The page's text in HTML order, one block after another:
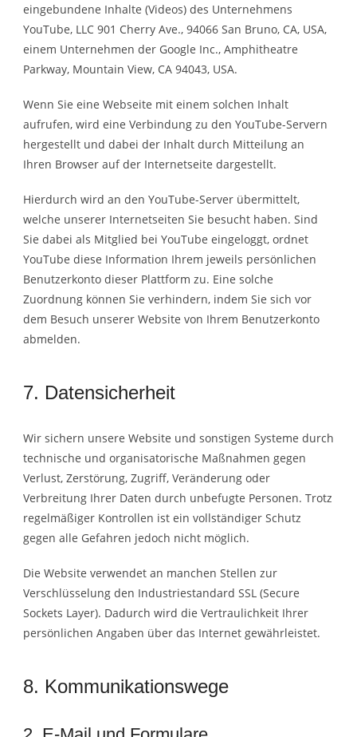
eingebundene Inhalte (Videos) des Unternehmens
YouTube, LLC 901 Cherry Ave., 94066 San Bruno, CA, USA,
einem Unternehmen der Google Inc., Amphitheatre
Parkway, Mountain View, CA 94043, USA.
Wenn Sie eine Webseite mit einem solchen Inhalt
aufrufen, wird eine Verbindung zu den YouTube-Servern
hergestellt und dabei der Inhalt durch Mitteilung an
Ihren Browser auf der Internetseite dargestellt.
Hierdurch wird an den YouTube-Server übermittelt,
welche unserer Internetseiten Sie besucht haben. Sind
Sie dabei als Mitglied bei YouTube eingeloggt, ordnet
YouTube diese Information Ihrem jeweils persönlichen
Benutzerkonto dieser Plattform zu. Eine solche
Zuordnung können Sie verhindern, indem Sie sich vor
dem Besuch unserer Website von Ihrem Benutzerkonto
abmelden.
7. Datensicherheit
Wir sichern unsere Website und sonstigen Systeme durch
technische und organisatorische Maßnahmen gegen
Verlust, Zerstörung, Zugriff, Veränderung oder
Verbreitung Ihrer Daten durch unbefugte Personen. Trotz
regelmäßiger Kontrollen ist ein vollständiger Schutz
gegen alle Gefahren jedoch nicht möglich.
Die Website verwendet an manchen Stellen zur
Verschlüsselung den Industriestandard SSL (Secure
Sockets Layer). Dadurch wird die Vertraulichkeit Ihrer
persönlichen Angaben über das Internet gewährleistet.
8. Kommunikationswege